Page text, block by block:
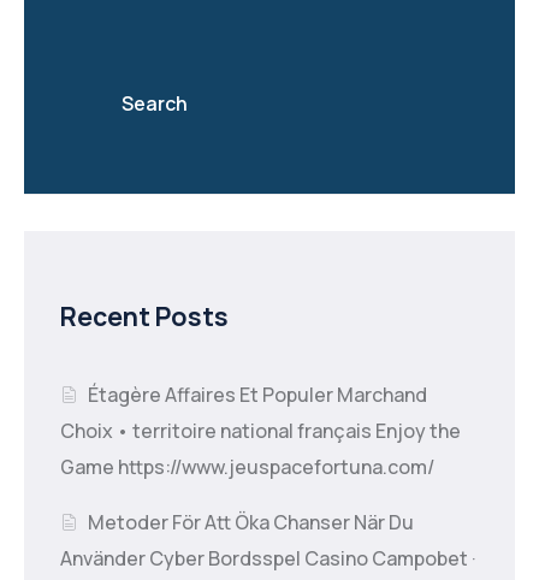
Search
Recent Posts
Étagère Affaires Et Populer Marchand
Choix • territoire national français Enjoy the
Game https://www.jeuspacefortuna.com/
Metoder För Att Öka Chanser När Du
Använder Cyber Bordsspel Casino Campobet ·